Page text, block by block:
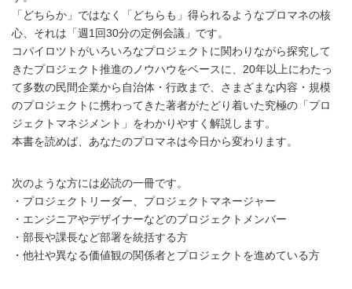
「どちらか」ではなく「どちらも」得られるようなプロマネの核
心、それは「週1回30分の定例会議」です。
コパイロツトがいろいろなプロジェクトに関わりながら探究して
きたプロジェクト推進のノウハウをベースに、20年以上にわたっ
て多数の民間企業から自治体・行政まで、さまざまな内容・規模
のプロジェクトに携わってきた著者がたどり着いた究極の「プロ
ジェクトマネジメント」をわかりやすく解説します。
本書を読めば、あなたのプロマネは今日から変わります。
次のような方には必読の一冊です。
・プロジェクトリーダー、プロジェクトマネージャー
・エンジニアやデザイナーなどのプロジェクトメンバー
・部長や課長など部署を統括する方
・他社や異なる価値観の関係者とプロジェクトを進めている方